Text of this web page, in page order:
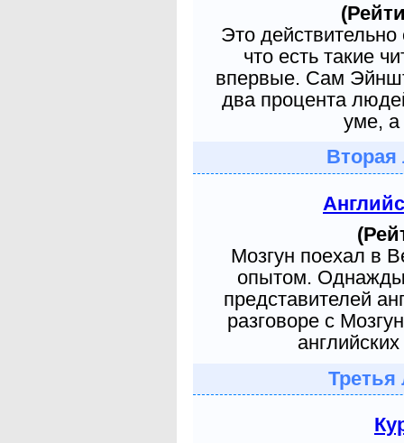
Это
что есть такие
впервые. Сам
два процента
уме, а
Вторая
Мозгун поехал в
опытом. Однажды
представителей
разговоре с
Третья